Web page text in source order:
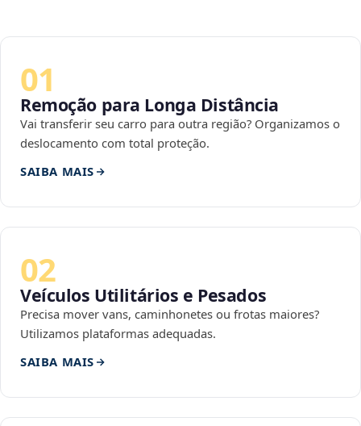
01
Remoção para Longa Distância
Vai transferir seu carro para outra região? Organizamos o
deslocamento com total proteção.
SAIBA MAIS
02
Veículos Utilitários e Pesados
Precisa mover vans, caminhonetes ou frotas maiores?
Utilizamos plataformas adequadas.
SAIBA MAIS